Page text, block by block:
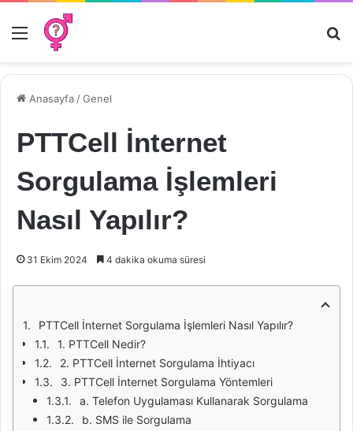
Menü
Anasayfa /Genel
PTTCell İnternet
Sorgulama İşlemleri
Nasıl Yapılır?
31 Ekim 2024 4 dakika okuma süresi
PTTCell İnternet Sorgulama İşlemleri Nasıl Yapılır?
1. PTTCell Nedir?
2. PTTCell İnternet Sorgulama İhtiyacı
3. PTTCell İnternet Sorgulama Yöntemleri
a. Telefon Uygulaması Kullanarak Sorgulama
b. SMS ile Sorgulama